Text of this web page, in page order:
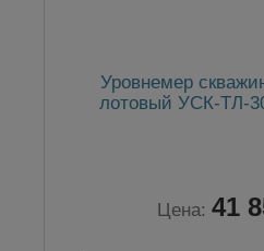
Уровнемер
лотовый УСК-ТЛ-
Цена: 41